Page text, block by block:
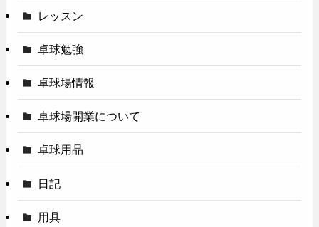
レッスン
卓球勉強
卓球場情報
卓球場開業について
卓球用品
日記
用具